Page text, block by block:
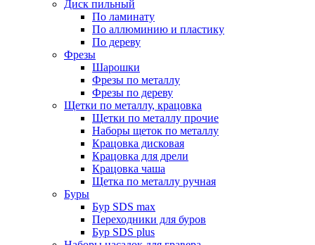
Диск пильный
По ламинату
По аллюминию и пластику
По дереву
Фрезы
Шарошки
Фрезы по металлу
Фрезы по дереву
Щетки по металлу, крацовка
Щетки по металлу прочие
Наборы щеток по металлу
Крацовка дисковая
Крацовка для дрели
Крацовка чаша
Щетка по металлу ручная
Буры
Бур SDS max
Переходники для буров
Бур SDS plus